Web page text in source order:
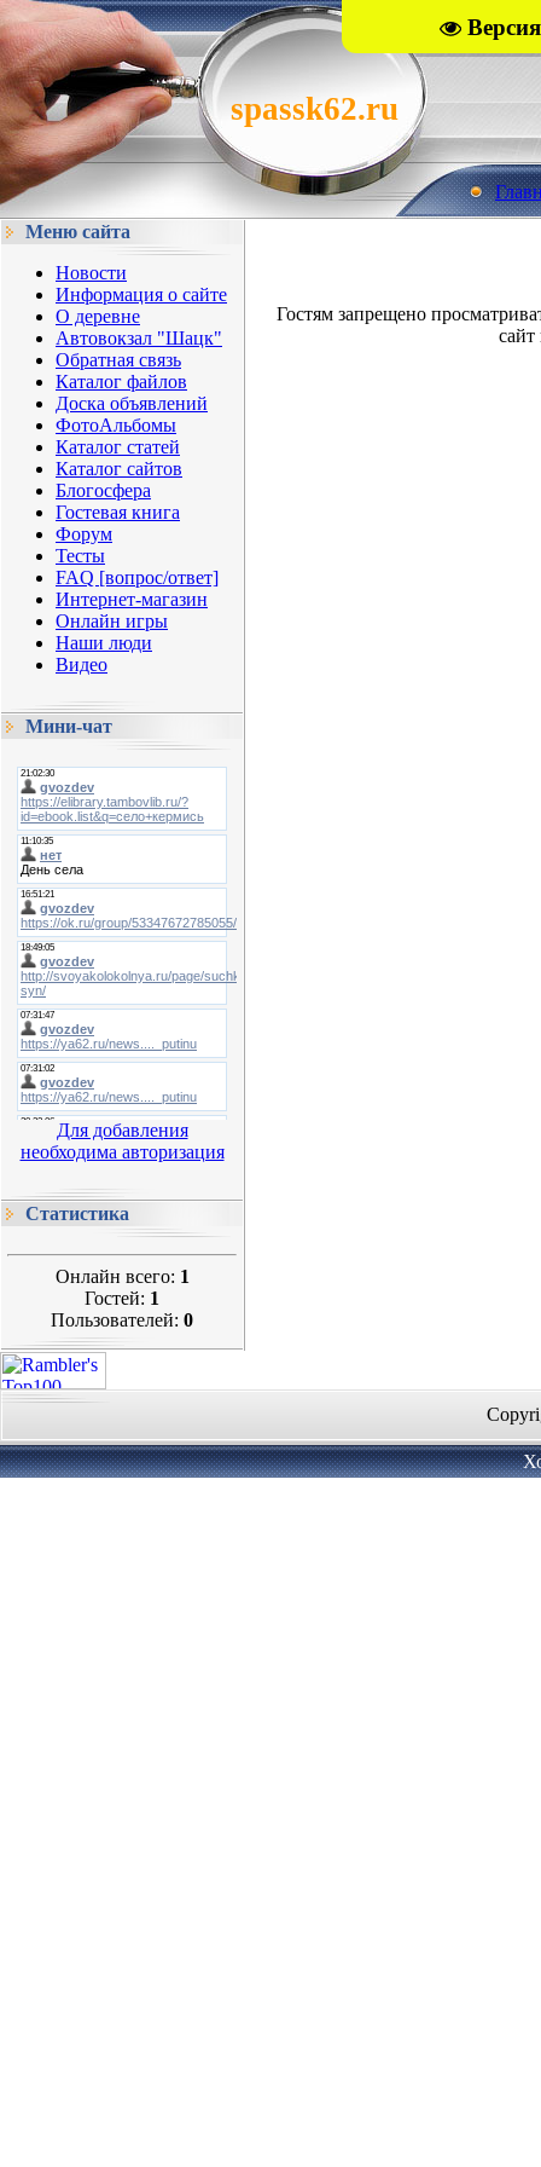
spassk62.ru
Меню сайта
Новости
Информация о сайте
О деревне
Автовокзал "Шацк"
Обратная связь
Каталог файлов
Доска объявлений
ФотоАльбомы
Каталог статей
Каталог сайтов
Блогосфера
Гостевая книга
Форум
Тесты
FAQ [вопрос/ответ]
Интернет-магазин
Онлайн игры
Наши люди
Видео
Мини-чат
Для добавления
необходима авторизация
Статистика
Онлайн всего: 1
Гостей: 1
Пользователей: 0
Гостям запрещено
сайт